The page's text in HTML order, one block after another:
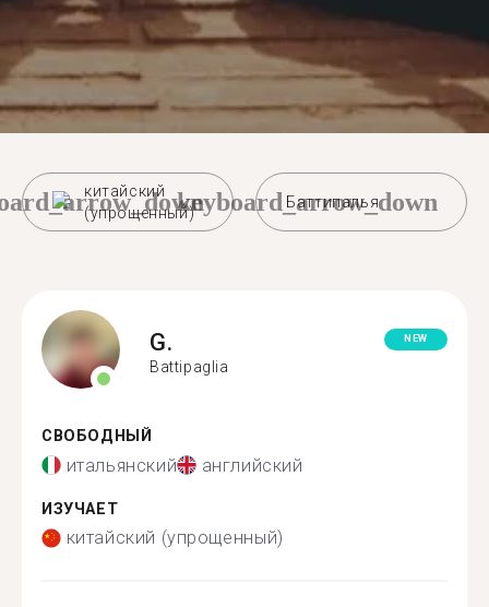
китайский
(упрощенный)
Баттипалья
keyboard_arrow_down
G.
Battipaglia
NEW
СВОБОДНЫЙ
итальянский английский
ИЗУЧАЕТ
китайский (упрощенный)